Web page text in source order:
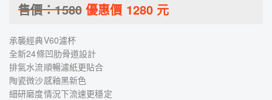
售價：1580 優惠價 1280 元
承襲經典V60濾杯
全新24條凹肋骨道設計
排氣水流順暢濾紙更貼合
陶瓷微沙感釉黑新色
細研磨度情況下流速更穩定